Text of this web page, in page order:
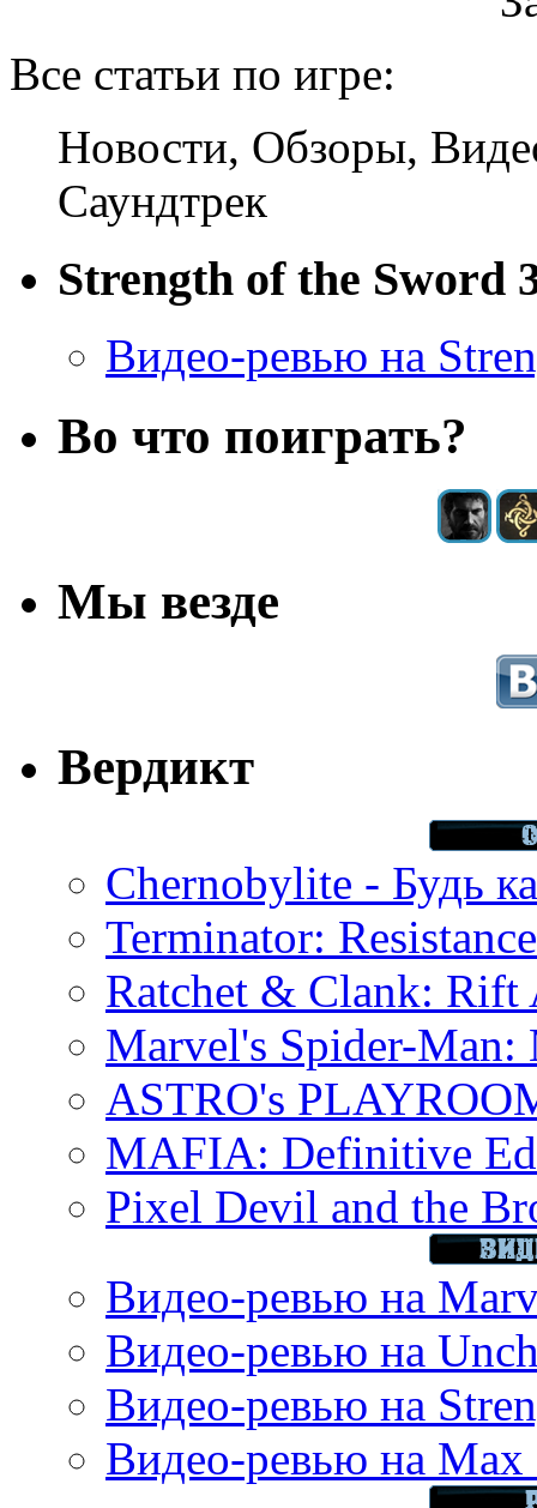
Все статьи по игре:
Новости, Обзоры,
Саундтрек
Strength of the Sword
Видео-ревью на
Во что поиграть?
Мы везде
Вердикт
Chernobylite - Будь
Terminator:
Ratchet & Clank: Rift
Marvel's Spider-Man:
ASTRO's
MAFIA: Definitive
Pixel Devil and the
Видео-ревью на
Видео-ревью на
Видео-ревью на
Видео-ревью на Max